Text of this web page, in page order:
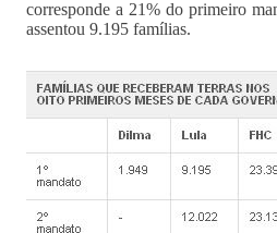
corresponde a 21% do primeiro
assentou 9.195 famílias.